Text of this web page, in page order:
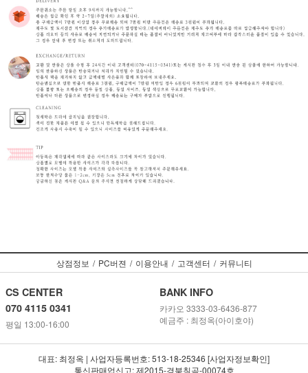
상점정보 / PC버젼 / 이용안내 / 고객센터 / 커뮤니티
CS CENTER
070 4115 0341
평일 13:00-16:00
BANK INFO
카카오 3333-03-6436-877
예금주 : 최정옥(아이호야)
대표: 최정옥 | 사업자등록번호: 513-18-25346 [사업자정보확인]
통신판매업신고: 제2015-경북칠곡-00074호